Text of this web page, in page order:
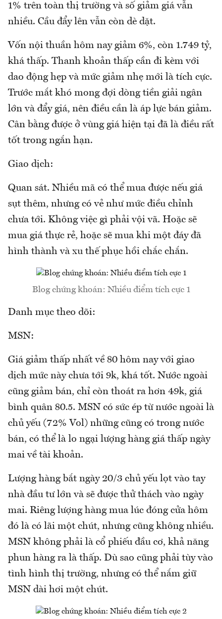
1% trên toàn thị trường và số giảm giá vẫn
nhiều. Cầu đẩy lên vẫn còn dè dặt.
Vốn nội thuần hôm nay giảm 6%, còn 1.749 tỷ,
khá thấp. Thanh khoản thấp cần đi kèm với
dao động hẹp và mức giảm nhẹ mới là tích cực.
Trước mắt khó mong đợi dòng tiền giải ngân
lớn và đẩy giá, nên điều cần là áp lực bán giảm.
Cân bằng được ở vùng giá hiện tại đã là điều rất
tốt trong ngắn hạn.
Giao dịch:
Quan sát. Nhiều mã có thể mua được nếu giá
sụt thêm, nhưng có vẻ như mức điều chỉnh
chưa tới. Không việc gì phải vội vã. Hoặc sẽ
mua giá thực rẻ, hoặc sẽ mua khi một đáy đã
hình thành và xu thế phục hồi chắc chắn.
Blog chứng khoán: Nhiều điểm tích cực 1
Danh mục theo dõi:
MSN:
Giá giảm thấp nhất về 80 hôm nay với giao
dịch mức này chưa tới 9k, khá tốt. Nước ngoài
cũng giảm bán, chỉ còn thoát ra hơn 49k, giá
bình quân 80.5. MSN có sức ép từ nước ngoài là
chủ yếu (72% Vol) những cũng có trong nước
bán, có thể là lo ngại lượng hàng giá thấp ngày
mai về tài khoản.
Lượng hàng bắt ngày 20/3 chủ yếu lọt vào tay
nhà đầu tư lớn và sẽ được thử thách vào ngày
mai. Riêng lượng hàng mua lúc đóng cửa hôm
đó là có lãi một chút, nhưng cũng không nhiều.
MSN không phải là cổ phiếu đầu cơ, khả năng
phun hàng ra là thấp. Dù sao cũng phải tùy vào
tình hình thị trường, nhưng có thể nắm giữ
MSN dài hơi một chút.